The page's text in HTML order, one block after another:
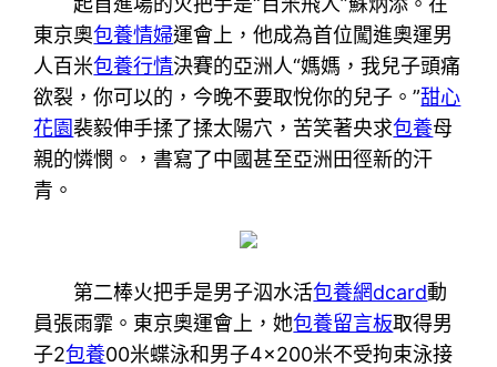
東京奧包養情婦運會上，他成為首位闖進奧運男
人百米包養行情決賽的亞洲人“媽媽，我兒子頭痛
欲裂，你可以的，今晚不要取悅你的兒子。”甜心
花園裴毅伸手揉了揉太陽穴，苦笑著央求包養母
親的憐憫。，書寫了中國甚至亞洲田徑新的汗
青。
第二棒火把手是男子泅水活包養網dcard動
員張雨霏。東京奧運會上，她包養留言板取得男
子2包養00米蝶泳和男子4×200米不受拘束泳接